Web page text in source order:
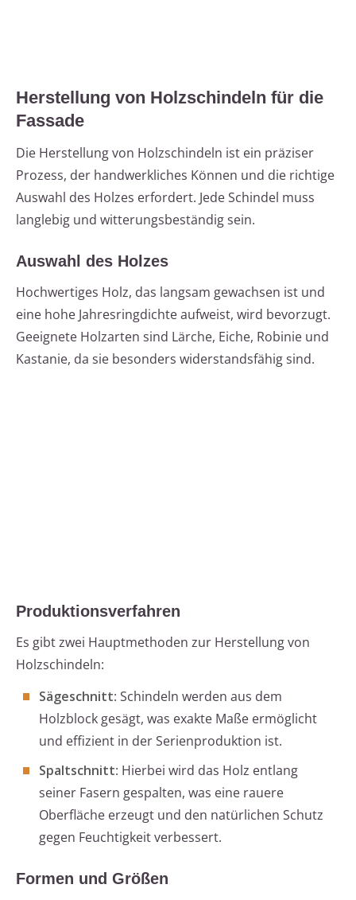
Herstellung von Holzschindeln für die
Fassade
Die Herstellung von Holzschindeln ist ein präziser
Prozess, der handwerkliches Können und die richtige
Auswahl des Holzes erfordert. Jede Schindel muss
langlebig und witterungsbeständig sein.
Auswahl des Holzes
Hochwertiges Holz, das langsam gewachsen ist und
eine hohe Jahresringdichte aufweist, wird bevorzugt.
Geeignete Holzarten sind Lärche, Eiche, Robinie und
Kastanie, da sie besonders widerstandsfähig sind.
Produktionsverfahren
Es gibt zwei Hauptmethoden zur Herstellung von
Holzschindeln:
Sägeschnitt: Schindeln werden aus dem
Holzblock gesägt, was exakte Maße ermöglicht
und effizient in der Serienproduktion ist.
Spaltschnitt: Hierbei wird das Holz entlang
seiner Fasern gespalten, was eine rauere
Oberfläche erzeugt und den natürlichen Schutz
gegen Feuchtigkeit verbessert.
Formen und Größen